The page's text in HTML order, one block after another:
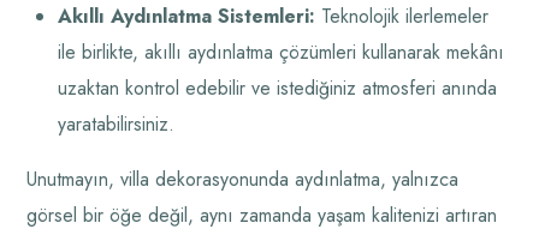
Akıllı Aydınlatma Sistemleri: Teknolojik ilerlemeler
ile birlikte, akıllı aydınlatma çözümleri kullanarak mekânı
uzaktan kontrol edebilir ve istediğiniz atmosferi anında
yaratabilirsiniz.
Unutmayın, villa dekorasyonunda aydınlatma, yalnızca
görsel bir öğe değil, aynı zamanda yaşam kalitenizi artıran